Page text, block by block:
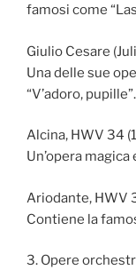
famosi come
Giulio Cesare
Una delle sue
“V’adoro, pupille”.
Alcina, HWV 34
Un’opera
Ariodante, HWV
Contiene la
3. Opere